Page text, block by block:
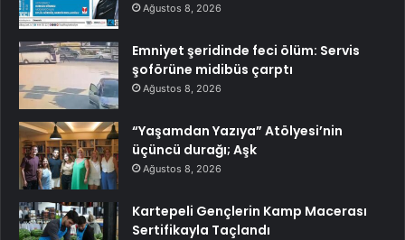
Ağustos 8, 2026
Emniyet şeridinde feci ölüm: Servis
şoförüne midibüs çarptı
Ağustos 8, 2026
“Yaşamdan Yazıya” Atölyesi’nin
üçüncü durağı; Aşk
Ağustos 8, 2026
Kartepeli Gençlerin Kamp Macerası
Sertifikayla Taçlandı